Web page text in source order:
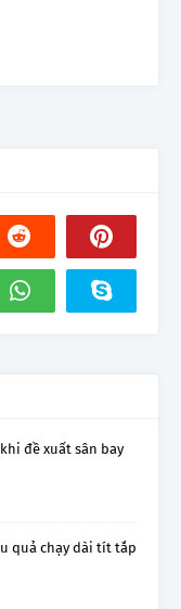
đề xuất sân bay
quả chạy dài tít tắp